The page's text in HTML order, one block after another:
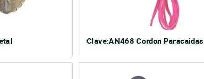
Clave:AN468 Cordon Paracaidas